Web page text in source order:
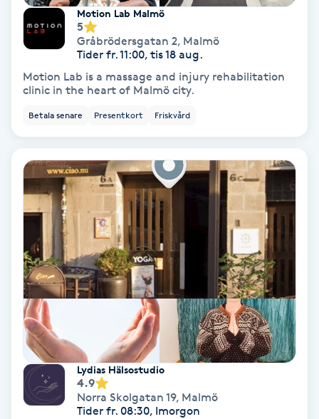
Skinbooster
Sklerosering
Skoinlägg
Skäggfärgning
Skäggklippning
Skäggtrimmning
Skönhet
Slingor
Sockring
Spa
Motion Lab Malmö
5
Gråbrödersgatan 2, Malmö
Tider fr. 11:00, tis 18 aug.
Motion Lab is a massage and injury rehabilitation
clinic in the heart of Malmö city.
Betala senare Presentkort Friskvård
Lydias Hälsostudio
4.9
Norra Skolgatan 19, Malmö
Tider fr. 08:30, Imorgon